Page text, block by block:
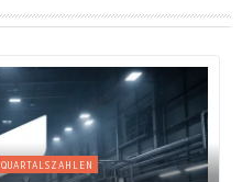
QUARTALSZAHLEN